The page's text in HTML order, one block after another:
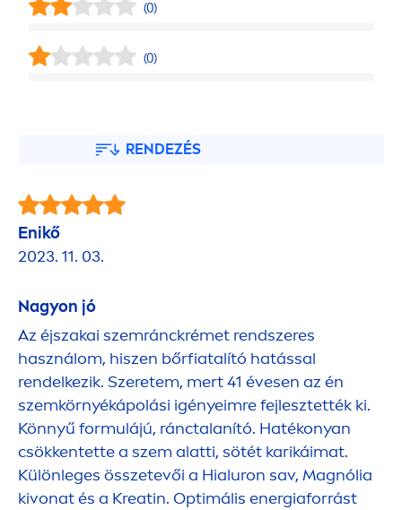
(0)
(0)
RENDEZÉS
Enikő
2023. 11. 03.
Nagyon jó
Az éjszakai szemránckrémet rendszeres
használom, hiszen bőrfiatalító hatással
rendelkezik. Szeretem, mert 41 évesen az én
szemkörnyékápolási igényeimre fejlesztették ki.
Könnyű formulájú, ránctalanító. Hatékonyan
csökkentette a szem alatti, sötét karikáimat.
Különleges összetevői a Hialuron sav, Magnólia
kivonat és a Kreatin. Optimális energiaforrást